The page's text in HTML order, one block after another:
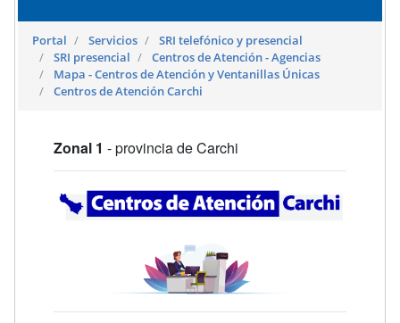
Portal Servicios
SRI telefónico y presencial
SRI presencial
Centros de Atención - Agencias
Mapa - Centros de Atención y Ventanillas Únicas
Centros de Atención Carchi
Zonal 1 - provincia de Carchi